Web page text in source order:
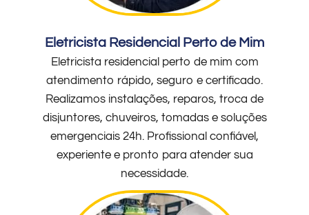
Eletricista Residencial Perto de Mim
Eletricista residencial perto de mim com
atendimento rápido, seguro e certificado.
Realizamos instalações, reparos, troca de
disjuntores, chuveiros, tomadas e soluções
emergenciais 24h. Profissional confiável,
experiente e pronto para atender sua
necessidade.